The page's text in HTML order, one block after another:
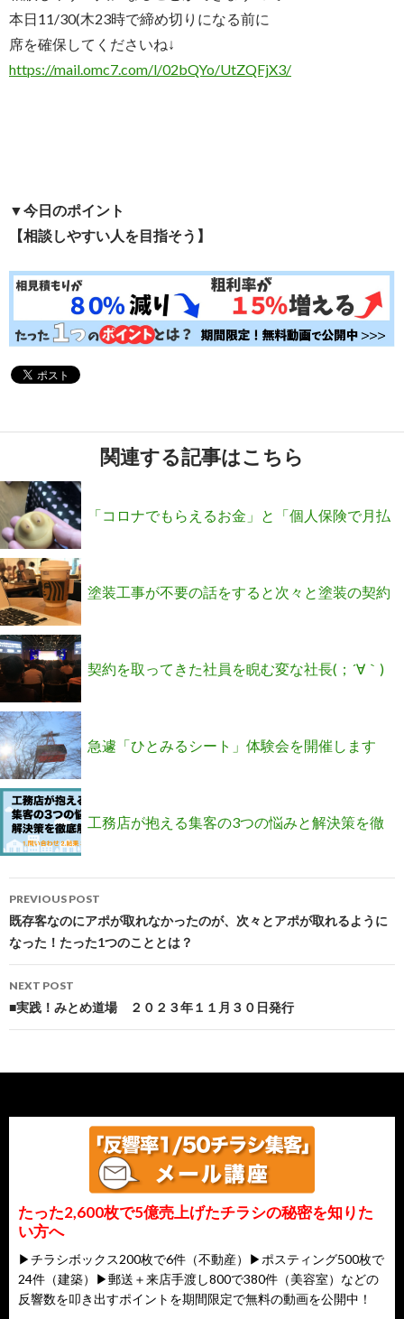
本日11/30(木23時で締め切りになる前に
席を確保してくださいね↓
https://mail.omc7.com/l/02bQYo/UtZQFjX3/
▼今日のポイント
【相談しやすい人を目指そう】
関連する記事はこちら
「コロナでもらえるお金」と「個人保険で月払
い20万が売れる方法」
塗装工事が不要の話をすると次々と塗装の契約
になるトークがあります
契約を取ってきた社員を睨む変な社長(；´∀｀)
急遽「ひとみるシート」体験会を開催します
(^o^)
工務店が抱える集客の3つの悩みと解決策を徹
Post
navigation
PREVIOUS POST
既存客なのにアポが取れなかったのが、次々とアポが取れるように
なった！たった1つのこととは？
NEXT POST
■実践！みとめ道場 ２０２３年１１月３０日発行
たった2,600枚で5億売上げたチラシの秘密を知りた
い方へ
▶チラシボックス200枚で6件（不動産）▶ポスティング500枚で
24件（建築）▶郵送＋来店手渡し800で380件（美容室）などの
反響数を叩き出すポイントを期間限定で無料の動画を公開中！